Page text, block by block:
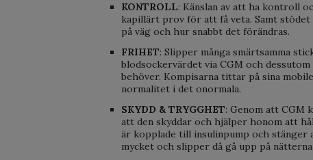
KONTROLL: Känslan av att ha kontroll
kapillärt prov för att få veta. Samt
på väg och hur snabbt det förändras.
FRIHET: Slipper många smärtsamma
blodsockervärdet via CGM och
behöver. Kompisarna tittar på sina
normalitet i det onormala.
SKYDD & TRYGGHET: Genom att CGM
att den skyddar och hjälper honom att
är kopplade till insulinpump och stänger
mycket och slipper då gå upp på